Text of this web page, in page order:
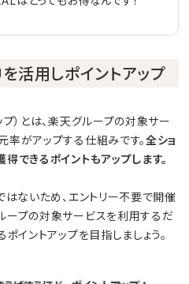
活用しポイントアップ
）とは、楽天グループの対象サー
率がアップする仕組みです。全ショ
できるポイントもアップします。
ないため、エントリー不要で開催
ープの対象サービスを利用するだ
イントアップを目指しましょう。